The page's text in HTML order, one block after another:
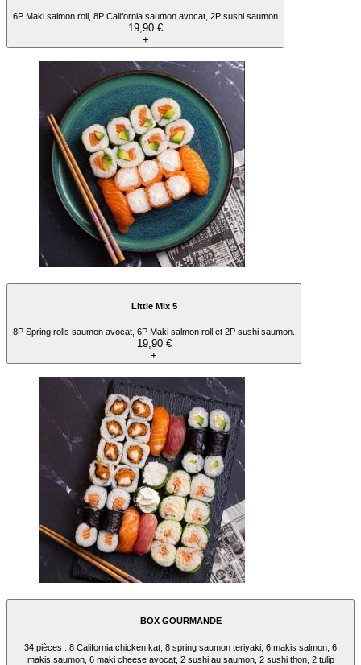
6P Maki salmon roll, 8P California saumon avocat, 2P sushi saumon
19,90 €
+
Little Mix 5
8P Spring rolls saumon avocat, 6P Maki salmon roll et 2P sushi saumon.
19,90 €
+
BOX GOURMANDE
34 pièces : 8 California chicken kat, 8 spring saumon teriyaki, 6 makis salmon, 6
makis saumon, 6 maki cheese avocat, 2 sushi au saumon, 2 sushi thon, 2 tulip